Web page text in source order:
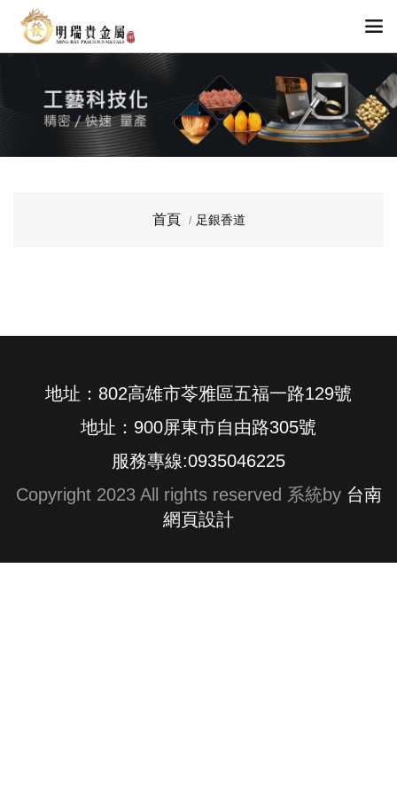
首頁 足銀香道
地址：802高雄市苓雅區五福一路129號
地址：900屏東市自由路305號
服務專線:0935046225
Copyright 2023 All rights reserved 系統by 台南
網頁設計